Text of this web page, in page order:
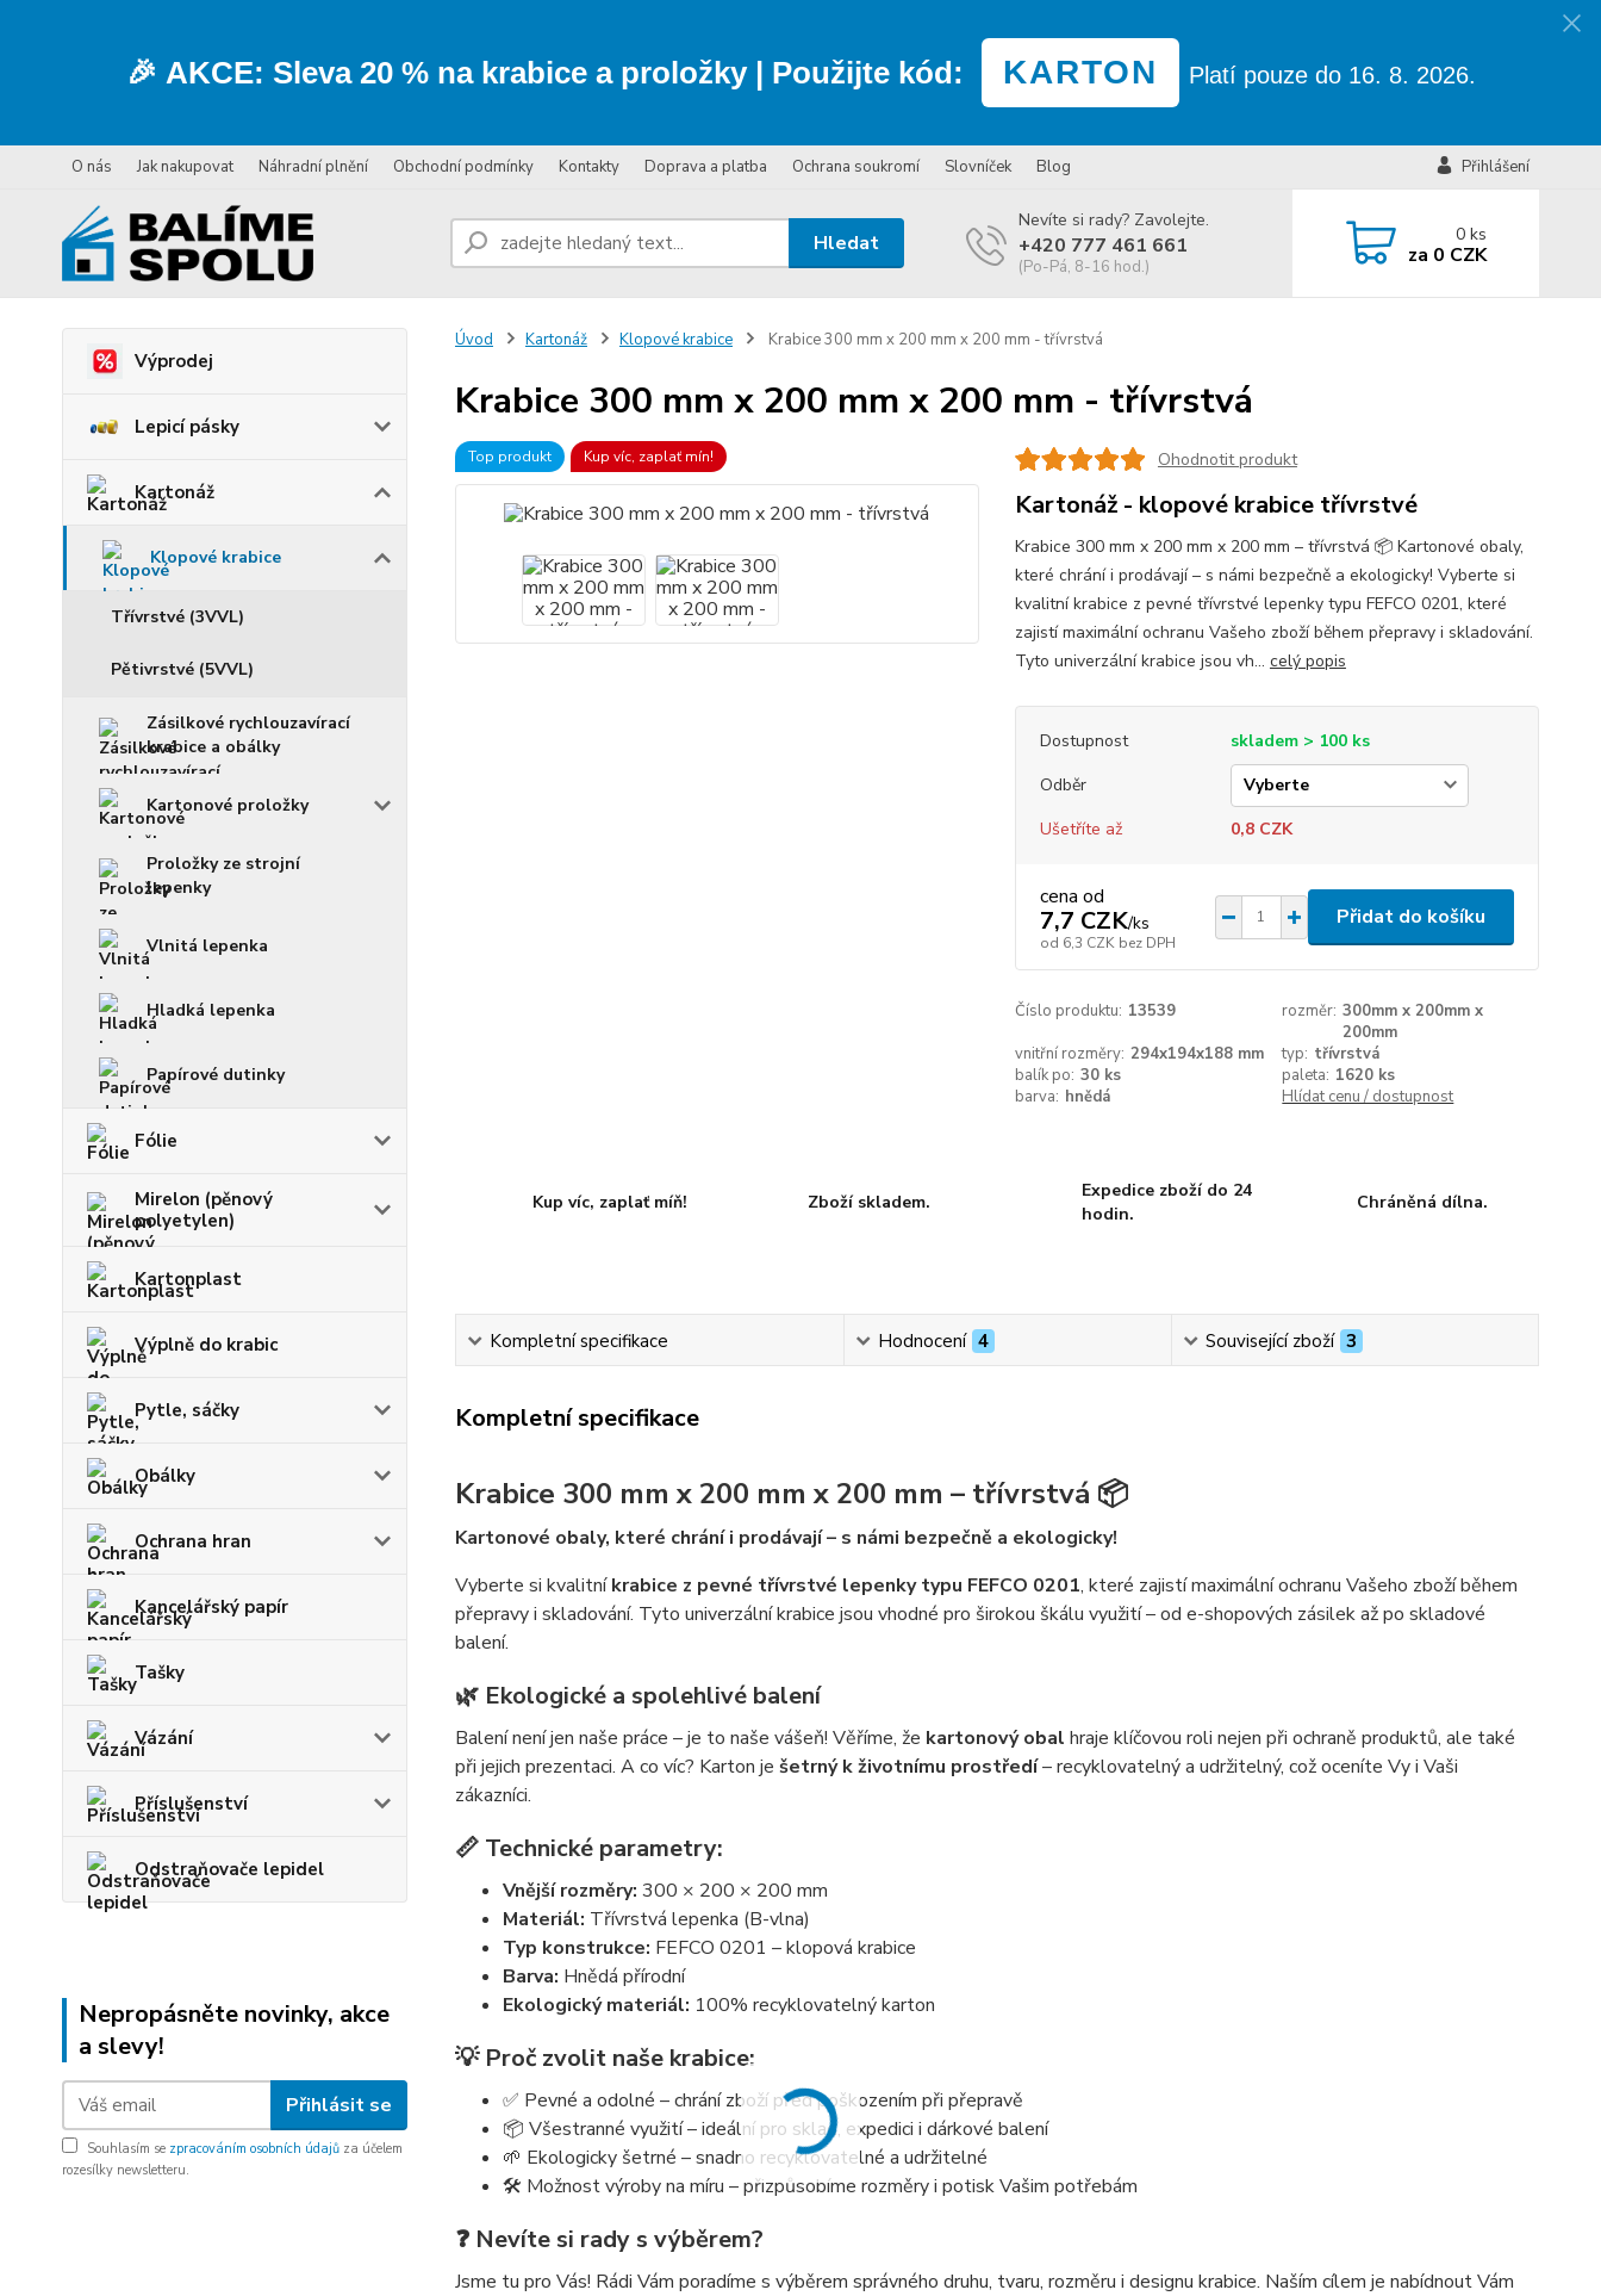
🎉 AKCE: Sleva 20 % na krabice a proložky| Použijte kód: KARTON Platí pouze do 16. 8. 2026.
O nás Jak nakupovat Náhradní plnění Obchodní podmínky Kontakty Doprava a platba Ochrana soukromí Slovníček Blog Přihlášení
Hledat
Nevíte si rady? Zavolejte.
+420 777 461 661
(Po-Pá, 8-16 hod.)
0 ks
za 0 CZK
Výprodej
Lepicí pásky
Kartonáž
Klopové krabice
Třívrstvé (3VVL)
Pětivrstvé (5VVL)
Zásilkové rychlouzavírací
krabice a obálky
Kartonové proložky
Proložky ze strojní
lepenky
Vlnitá lepenka
Hladká lepenka
Papírové dutinky
Fólie
Mirelon (pěnový
polyetylen)
Kartonplast
Výplně do krabic
Pytle, sáčky
Obálky
Ochrana hran
Kancelářský papír
Tašky
Vázání
Příslušenství
Odstraňovače lepidel
Nepropásněte novinky, akce
a slevy!
Přihlásit se
Souhlasím se zpracováním osobních údajů za účelem
rozesílky newsletteru.
Úvod Kartonáž Klopové krabice Krabice 300 mm x 200 mm x 200 mm - třívrstvá
Krabice 300 mm x 200 mm x 200 mm - třívrstvá
Top produkt Kup víc, zaplať mín! Ohodnotit produkt
Kartonáž - klopové krabice třívrstvé
Krabice 300 mm x 200 mm x 200 mm – třívrstvá 📦 Kartonové obaly,
které chrání i prodávají – s námi bezpečně a ekologicky! Vyberte si
kvalitní krabice z pevné třívrstvé lepenky typu FEFCO 0201, které
zajistí maximální ochranu Vašeho zboží během přepravy i skladování.
Tyto univerzální krabice jsou vh... celý popis
Dostupnost
skladem > 100 ks
Odběr
Ušetříte až
0,8 CZK
cena od
7,7 CZK/ks
od 6,3 CZK bez DPH
Přidat do košíku
Číslo produktu: 13539 rozměr: 300mm x 200mm x
200mm
vnitřní rozměry: 294x194x188 mm typ: třívrstvá
balík po: 30 ks paleta: 1620 ks
barva: hnědá Hlídat cenu / dostupnost
Kup víc, zaplať míň! Zboží skladem.
Expedice zboží do 24
hodin.
Chráněná dílna.
Kompletní specifikace Hodnocení 4 Související zboží 3
Kompletní specifikace
Krabice 300 mm x 200 mm x 200 mm – třívrstvá 📦
Kartonové obaly, které chrání i prodávají – s námi bezpečně a ekologicky!
Vyberte si kvalitníkrabice z pevné třívrstvé lepenky typu FEFCO 0201, které zajistí maximální ochranu Vašeho zboží během
přepravy i skladování. Tyto univerzální krabice jsou vhodné pro širokou škálu využití – od e-shopových zásilek až po skladové
balení.
🌿 Ekologické a spolehlivé balení
Balení není jen naše práce – je to naše vášeň! Věříme, že kartonový obal hraje klíčovou roli nejen při ochraně produktů, ale také
při jejich prezentaci. A co víc? Karton je šetrný k životnímu prostředí– recyklovatelný a udržitelný, což oceníte Vy i Vaši
zákazníci.
📏 Technické parametry:
Vnější rozměry: 300 × 200 × 200 mm
Materiál: Třívrstvá lepenka (B-vlna)
Typ konstrukce: FEFCO 0201 – klopová krabice
Barva: Hnědá přírodní
Ekologický materiál: 100% recyklovatelný karton
💡 Proč zvolit naše krabice:
✅ Pevné a odolné – chrání zboží před poškozením při přepravě
📦 Všestranné využití – ideální pro sklad, expedici i dárkové balení
🌱 Ekologicky šetrné – snadno recyklovatelné a udržitelné
🛠️ Možnost výroby na míru – přizpůsobíme rozměry i potisk Vašim potřebám
❓ Nevíte si rady s výběrem?
Jsme tu pro Vás! Rádi Vám poradíme s výběrem správného druhu, tvaru, rozměru i designu krabice. Naším cílem je nabídnout Vám